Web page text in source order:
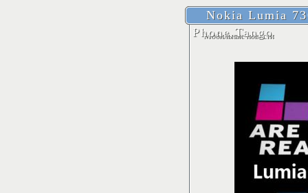
Nokia Lumia
Phone Tango
Мобильные новости